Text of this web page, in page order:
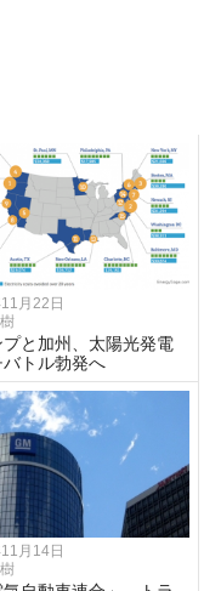
月22日
プと加州、太陽光発電
バトル勃発へ
月14日